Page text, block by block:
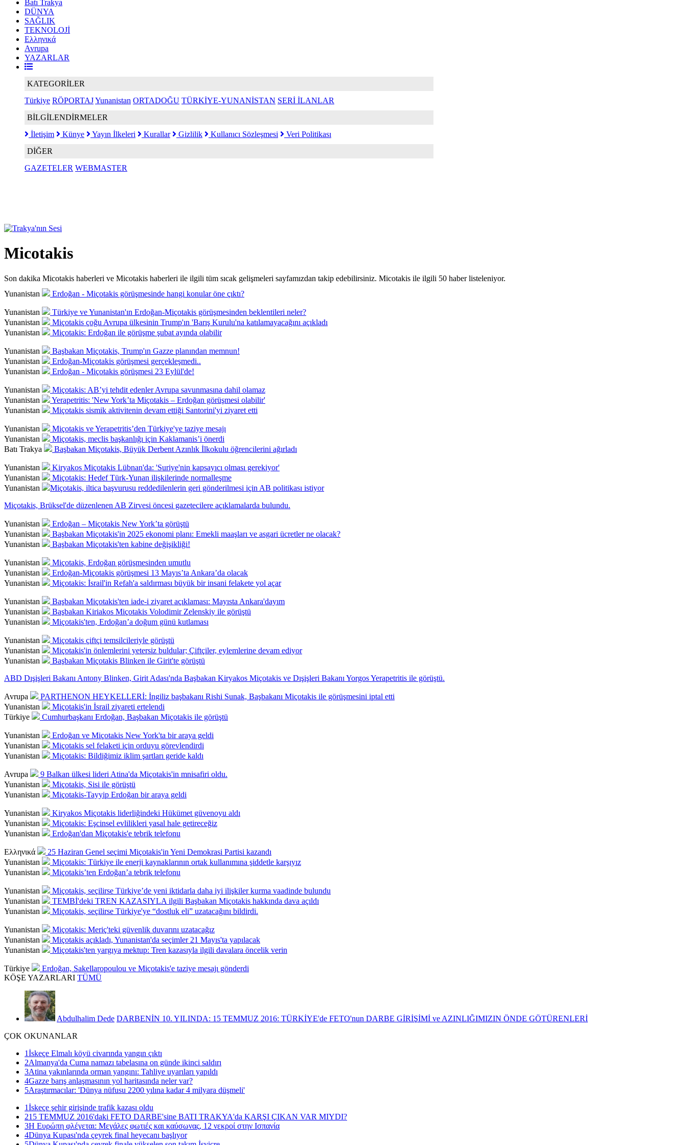
Batı Trakya
DÜNYA
SAĞLIK
TEKNOLOJİ
Ελληνικά
Avrupa
YAZARLAR
KATEGORİLER
Türkiye RÖPORTAJYunanistan ORTADOĞU TÜRKİYE-YUNANİSTAN SERİ İLANLAR
BİLGİLENDİRMELER
İletişim
Künye Yayın İlkeleri Kurallar Gizlilik Kullanıcı Sözleşmesi
Veri Politikası
DİĞER
GAZETELER WEBMASTER
Micotakis
Son dakika Micotakis haberleri ve Micotakis haberleri ile ilgili tüm sıcak gelişmeleri sayfamızdan takip edebilirsiniz. Micotakis ile ilgili 50 haber listeleniyor.
Yunanistan
Erdoğan - Miçotakis görüşmesinde hangi konular öne çıktı?
Yunanistan
Türkiye ve Yunanistan'ın Erdoğan-Miçotakis görüşmesinden beklentileri neler?
Yunanistan
Miçotakis çoğu Avrupa ülkesinin Trump'ın 'Barış Kurulu'na katılamayacağını açıkladı
Yunanistan
Miçotakis: Erdoğan ile görüşme şubat ayında olabilir
Yunanistan
Başbakan Miçotakis, Trump'ın Gazze planından memnun!
Yunanistan
Erdoğan-Miçotakis görüşmesi gerçekleşmedi..
Yunanistan
Erdoğan - Miçotakis görüşmesi 23 Eylül'de!
Yunanistan
Miçotakis: AB’yi tehdit edenler Avrupa savunmasına dahil olamaz
Yunanistan
Yerapetritis: 'New York’ta Miçotakis – Erdoğan görüşmesi olabilir'
Yunanistan
Miçotakis sismik aktivitenin devam ettiği Santorini'yi ziyaret etti
Yunanistan
Miçotakis ve Yerapetritis’den Türkiye'ye taziye mesajı
Yunanistan
Miçotakis, meclis başkanlığı için Kaklamanis’i önerdi
Batı Trakya
Başbakan Miçotakis, Büyük Derbent Azınlık İlkokulu öğrencilerini ağırladı
Yunanistan
Kiryakos Miçotakis Lübnan'da: 'Suriye'nin kapsayıcı olması gerekiyor'
Yunanistan
Miçotakis: Hedef Türk-Yunan ilişkilerinde normalleşme
Yunanistan
​​​​​​​Miçotakis, iltica başvurusu reddedilenlerin geri gönderilmesi için AB politikası istiyor
​​​​​​​Miçotakis, Brüksel'de düzenlenen AB Zirvesi öncesi gazetecilere açıklamalarda bulundu.
Yunanistan
Erdoğan – Miçotakis New York’ta görüştü
Yunanistan
Başbakan Miçotakis'in 2025 ekonomi planı: Emekli maaşları ve asgari ücretler ne olacak?
Yunanistan
Başbakan Miçotakis'ten kabine değişikliği!
Yunanistan
Miçotakis, Erdoğan görüşmesinden umutlu
Yunanistan
Erdoğan-Miçotakis görüşmesi 13 Mayıs’ta Ankara’da olacak
Yunanistan
Miçotakis: İsrail'in Refah'a saldırması büyük bir insani felakete yol açar
Yunanistan
Başbakan Miçotakis'ten iade-i ziyaret açıklaması: Mayısta Ankara'dayım
Yunanistan
Başbakan Kiriakos Miçotakis Volodimir Zelenskiy ile görüştü
Yunanistan
Miçotakis'ten, Erdoğan’a doğum günü kutlaması
Yunanistan
Miçotakis çiftçi temsilcileriyle görüştü
Yunanistan
Miçotakis'in önlemlerini yetersiz buldular; Çiftçiler, eylemlerine devam ediyor
Yunanistan
Başbakan Miçotakis Blinken ile Girit'te görüştü
ABD Dışişleri Bakanı Antony Blinken, Girit Adası'nda Başbakan Kiryakos Miçotakis ve Dışişleri Bakanı Yorgos Yerapetritis ile görüştü.
Avrupa
PARTHENON HEYKELLERİ: İngiliz başbakanı Rishi Sunak, Başbakanı Miçotakis ile görüşmesini iptal etti
Yunanistan
Miçotakis'in İsrail ziyareti ertelendi
Türkiye
Cumhurbaşkanı Erdoğan, Başbakan Miçotakis ile görüştü
Yunanistan
Erdoğan ve Miçotakis New York'ta bir araya geldi
Yunanistan
Miçotakis sel felaketi için orduyu görevlendirdi
Yunanistan
Miçotakis: Bildiğimiz iklim şartları geride kaldı
Avrupa
9 Balkan ülkesi lideri Atina'da Miçotakis'in mnisafiri oldu.
Yunanistan
Miçotakis, Sisi ile görüştü
Yunanistan
Miçotakis-Tayyip Erdoğan bir araya geldi
Yunanistan
Kiryakos Miçotakis liderliğindeki Hükümet güvenoyu aldı
Yunanistan
Miçotakis: Eşcinsel evlilikleri yasal hale getireceğiz
Yunanistan
Erdoğan'dan Miçotakis'e tebrik telefonu
Ελληνικά
25 Haziran Genel seçimi Miçotakis'in Yeni Demokrasi Partisi kazandı
Yunanistan
Miçotakis: Türkiye ile enerji kaynaklarının ortak kullanımına şiddetle karşıyız
Yunanistan
Miçotakis’ten Erdoğan’a tebrik telefonu
Yunanistan
Miçotakis, seçilirse Türkiye’de yeni iktidarla daha iyi ilişkiler kurma vaadinde bulundu
Yunanistan
TEMBİ'deki TREN KAZASIYLA ilgili Başbakan Miçotakis hakkında dava açıldı
Yunanistan
Miçotakis, seçilirse Türkiye'ye “dostluk eli” uzatacağını bildirdi.
Yunanistan
Miçotakis: Meriç'teki güvenlik duvarını uzatacağız
Yunanistan
Miçotakis açıkladı, Yunanistan'da seçimler 21 Mayıs'ta yapılacak
Yunanistan
Miçotakis'ten yargıya mektup: Tren kazasıyla ilgili davalara öncelik verin
Türkiye
Erdoğan, Sakellaropoulou ve Miçotakis'e taziye mesajı gönderdi
KÖŞE YAZARLARI TÜMÜ
Abdulhalim Dede DARBENİN 10. YILINDA: 15 TEMMUZ 2016: TÜRKİYE'de FETO'nun DARBE GİRİŞİMİ ve AZINLIĞIMIZIN ÖNDE GÖTÜRENLERİ
ÇOK OKUNANLAR
1İskeçe Elmalı köyü civarında yangın çıktı
2Almanya'da Cuma namazı tabelasına on günde ikinci saldırı
3Atina yakınlarında orman yangını: Tahliye uyarıları yapıldı
4Gazze barış anlaşmasının yol haritasında neler var?
5Araştırmacılar: 'Dünya nüfusu 2200 yılına kadar 4 milyara düşmeli'
1İskeçe şehir girişinde trafik kazası oldu
215 TEMMUZ 2016'daki FETO DARBE'sine BATI TRAKYA'da KARŞI ÇIKAN VAR MIYDI?
3Η Ευρώπη φλέγεται: Μεγάλες φωτιές και καύσωνας, 12 νεκροί στην Ισπανία
4Dünya Kupası'nda çeyrek final heyecanı başlıyor